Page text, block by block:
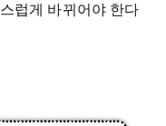
럽게 바뀌어야 한다